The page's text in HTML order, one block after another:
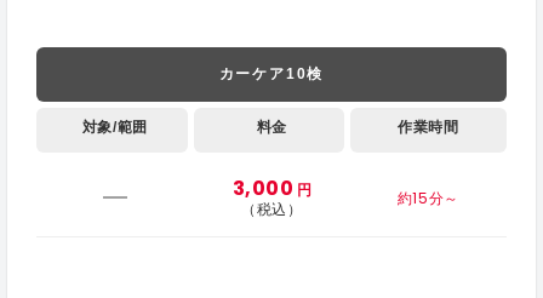
カーケア10検
対象/範囲 料金 作業時間
3,000 円
（税込）
約15分～